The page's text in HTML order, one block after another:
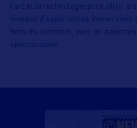
l’art et la technologie pour offrir à
niveaux d’expériences
hors du commun, avec un
spectaculaire.